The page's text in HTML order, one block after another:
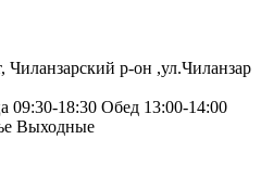
Чиланзарский р-он ,ул.Чиланзар
09:30-18:30 Обед 13:00-14:00
Выходные